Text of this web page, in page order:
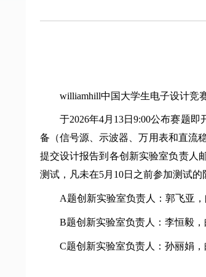
williamhill中国大学生电子设计竞
于2026年4月13日9:00公布赛题
备（信号源、示波器、万用表和直流
提交设计报告到各创新实验室负责人
测试，凡未在5月10日之前参加测试
A题创新实验室负责人：郭飞亚，
B题创新实验室负责人：李恒毅，
C题创新实验室负责人：孙丽娟，